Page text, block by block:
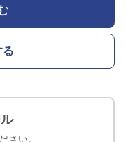
る
さい。